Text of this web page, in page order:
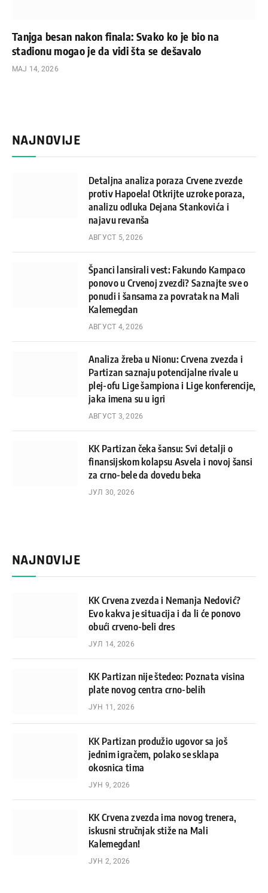
Tanjga besan nakon finala: Svako ko je bio na
stadionu mogao je da vidi šta se dešavalo
МАЈ 14, 2026
NAJNOVIJE
Detaljna analiza poraza Crvene zvezde
protiv Hapoela! Otkrijte uzroke poraza,
analizu odluka Dejana Stankovića i
najavu revanša
АВГУСТ 5, 2026
Španci lansirali vest: Fakundo Kampaco
ponovo u Crvenoj zvezdi? Saznajte sve o
ponudi i šansama za povratak na Mali
Kalemegdan
АВГУСТ 4, 2026
Analiza žreba u Nionu: Crvena zvezda i
Partizan saznaju potencijalne rivale u
plej-ofu Lige šampiona i Lige konferencije,
jaka imena su u igri
АВГУСТ 3, 2026
KK Partizan čeka šansu: Svi detalji o
finansijskom kolapsu Asvela i novoj šansi
za crno-bele da dovedu beka
ЈУЛ 30, 2026
NAJNOVIJE
KK Crvena zvezda i Nemanja Nedović?
Evo kakva je situacija i da li će ponovo
obući crveno-beli dres
ЈУЛ 14, 2026
KK Partizan nije štedeo: Poznata visina
plate novog centra crno-belih
ЈУН 11, 2026
KK Partizan produžio ugovor sa još
jednim igračem, polako se sklapa
okosnica tima
ЈУН 9, 2026
KK Crvena zvezda ima novog trenera,
iskusni stručnjak stiže na Mali
Kalemegdan!
ЈУН 2, 2026